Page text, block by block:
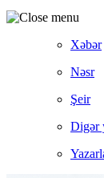
Xəbər
Nəsr
Şeir
Digər